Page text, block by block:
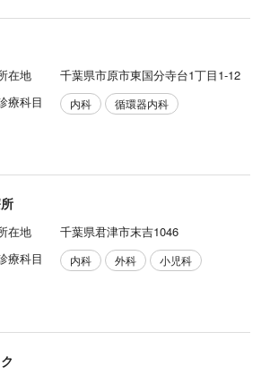
在地
千葉県市原市東国分寺台1丁目1-12
療科目
内科 循環器内科
在地
千葉県君津市末吉1046
療科目
内科 外科 小児科